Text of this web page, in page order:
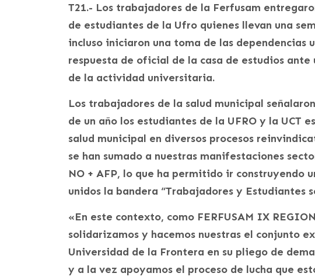
T21.- Los trabajadores de la Ferfusam
de estudiantes de la Ufro quienes llevan una
incluso iniciaron una toma de las dependencias
respuesta de oficial de la casa de estudios
de la actividad universitaria.
Los trabajadores de la salud municipal
de un año los estudiantes de la UFRO y la UCT
salud municipal en diversos procesos
se han sumado a nuestras manifestaciones
NO + AFP, lo que ha permitido ir construyendo
unidos la bandera “Trabajadores y Estudiantes
«En este contexto, como FERFUSAM IX
solidarizamos y hacemos nuestras el conjunto
Universidad de la Frontera en su pliego de
y a la vez apoyamos el proceso de lucha que